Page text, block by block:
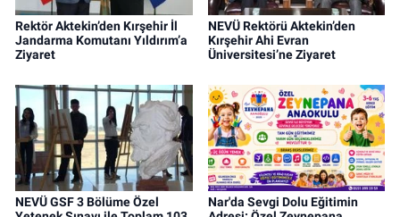
Rektör Aktekin’den Kırşehir İl
Jandarma Komutanı Yıldırım’a
Ziyaret
NEVÜ Rektörü Aktekin’den
Kırşehir Ahi Evran
Üniversitesi’ne Ziyaret
NEVÜ GSF 3 Bölüme Özel
Nar'da Sevgi Dolu Eğitimin